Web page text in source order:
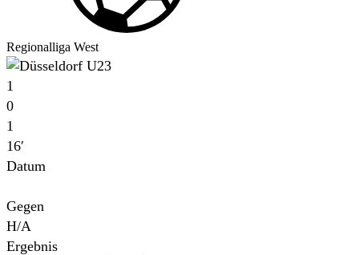
Regionalliga West
1
0
1
16′
Datum
Gegen
H/A
Ergebnis